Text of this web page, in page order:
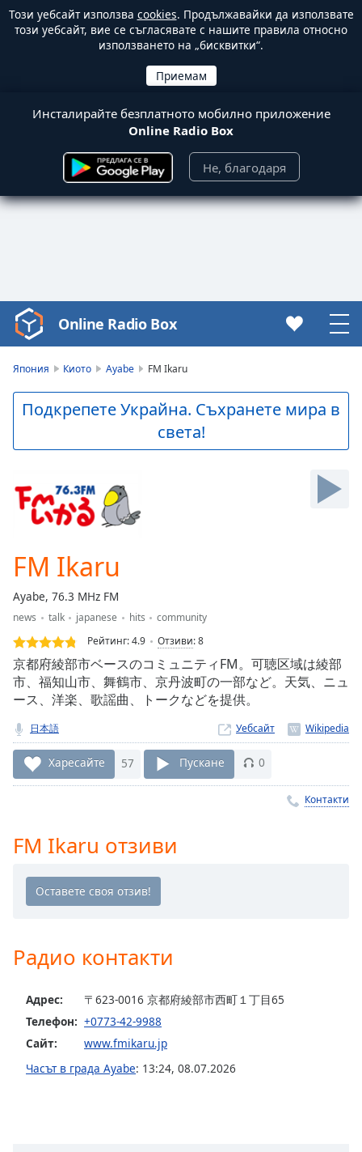
Този уебсайт използва cookies. Продължавайки да използвате
този уебсайт, вие се съгласявате с нашите правила относно
използването на „бисквитки“.
Инсталирайте безплатното мобилно приложение
Online Radio Box
Не, благодаря
Video
Player
Play
Video
Skip
Skip
Forward
Mute
Loaded:
0.00%
Stream
TypeLIVE
Seek to
live,
currently
live
LIVE
Remaining
Time-
Rate
Chapters
Chapters
descriptions
selected
subtitles
Online Radio Box
Япония Киото Ayabe FM Ikaru
Подкрепете Украйна. Съхранете мира в
света!
FM Ikaru
Ayabe, 76.3 MHz FM
news talk japanese hits
community
Рейтинг:4.9 Отзиви:8
京都府綾部市ベースのコミュニティFM。可聴区域は綾部
市、福知山市、舞鶴市、京丹波町の一部など。天気、ニュ
ース、洋楽、歌謡曲、トークなどを提供。
日本語 Уебсайт
Харесайте 57 Пускане 0
Контакти
FM Ikaru отзиви
Радио контакти
Адрес:
〒623-0016 京都府綾部市西町１丁目65
Телефон: +0773-42-9988
Сайт:
www.fmikaru.jp
Часът в града Ayabe: 13:24, 08.07.2026